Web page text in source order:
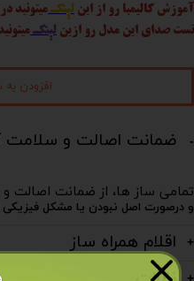
آموزش کالیمبا رو از اینلینکمیتونید
تست صدای این مدل رو ازینلینک
افزودن
ضمانت اصالت و سلامت
تمامی ساز ها، از ضمانت اصالت و
و درصورت اصل نبودن یا مشکل
اقلام همراه ساز